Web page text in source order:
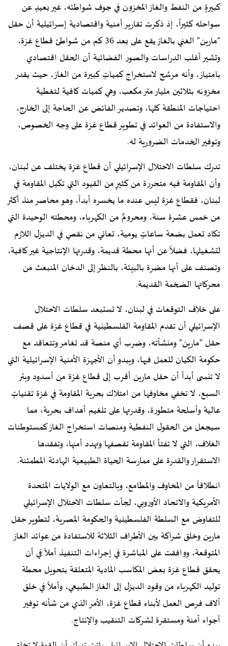
كبيرةٍ من النفط والغاز المخزون في جوف شواطئه، غير بعيدٍ عن
سواحله كثيراً، إذ ذكرت تقارير أمنية واقتصادية إسرائيلية أن حقل
"مارين" الغني بالغاز يقع على بعد 36 كم من شواطئ قطاع غزة،
وتشير أغلب الدراسات والصور الفضائية أن الحقل اقتصادي
بامتياز، وأنه مرشح لاستخراج كمياتٍ كبيرة من الغاز، حيث يقدر
مخزونه بثلاثين مليار متر مكعب، وهي كميات كافية لتغطية
احتياجات المنطقة كلها، وتصدير الفائض عن الحاجة إلى الخارج،
والاستفادة من العوائد في تطوير قطاع غزة على وجه الخصوص،
وتوفير الخدمات الضرورية له.
تدرك سلطات الاحتلال الإسرائيلي أن قطاع غزة يختلف عن لبنان،
وأن المقاومة فيه متحررة من كثيرٍ من القيود التي تكبل المقاومة في
لبنان، فقطاع غزة ليس عنده ما يخسره أبداً، وهو محاصر منذ أكثر
من خمس عشرة سنة، ومحرومٌ من الكهرباء، ومحطته الوحيدة التي
تكاد تعمل بضعة ساعاتٍ يومية، تعاني من نقصٍ في الديزل اللازم
لتشغيلها، فضلاً عن أنها محطة قديمة، وقدرتها الإنتاجية غير كافية،
وتصنف على أنها مضرة بالبيئة، بالنظر إلى الدخان المنبعث من
محركاتها الضخمة القديمة.
على خلاف التوقعات في لبنان، لا تستبعد سلطات الاحتلال
الإسرائيلي أن تقدم المقاومة الفلسطينية في قطاع غزة على قصف
حقل "مارين" ومنشآته، وضرب أي منصة قد تغامر وتتعاقد مع
حكومة الكيان للعمل فيها، ويبدو أن الأجهزة الأمنية الإسرائيلية التي
لا تنسى أبداً أن حقل مارين أقرب إلى قطاع غزة من أسدود وبئر
السبع، لا تخفي مخاوفها من امتلاك بحرية المقاومة في غزة تقنياتٍ
عالية وأسلحة متطورة، وقدرتها على تلغيم أهداف بحرية، مما
سيجعل من الحقول النفطية ومنصات استخراج الغاز كمستوطنات
الغلاف، التي لا تفتأ المقاومة تقصفها وتهدد أمنها، وتفقدها
الاستقرار والقدرة على ممارسة الحياة الطبيعية الهادئة المطمئنة.
انطلاقاً من المخاوف والمطامع، وبالتعاون مع الولايات المتحدة
الأمريكية والاتحاد الأوروبي، لجأت سلطات الاحتلال الإسرائيلي
للتفاوض مع السلطة الفلسطينية والحكومة المصرية، لتطوير حقل
مارين وخلق شراكة بين الأطراف الثلاثة للاستفادة من عوائد الغاز
المتوقعة، ووافقت على المباشرة في إجراءات التنفيذ أملاً في أن
يحقق قطاع غزة بعض المكاسب المادية المتعلقة بتحويل محطة
توليد الكهرباء من وقود الديزل إلى الغاز الطبيعي، وأملاً في خلق
آلاف فرص العمل لأبناء قطاع غزة، الأمر الذي من شأنه توفير
أجواء آمنة ومستقرة لشركات التنقيب والإنتاج.